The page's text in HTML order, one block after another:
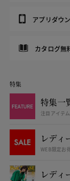
アプリダウ
カタログ無
特集
特集一
注目アイテ
レディ
WEB限定お
レディ